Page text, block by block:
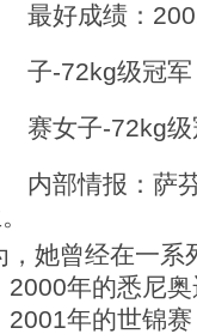
好成绩：
-72kg级冠军
女子-72kg级
部情报：萨芬
，她曾经在一
2000年的悉尼
2001年的世锦